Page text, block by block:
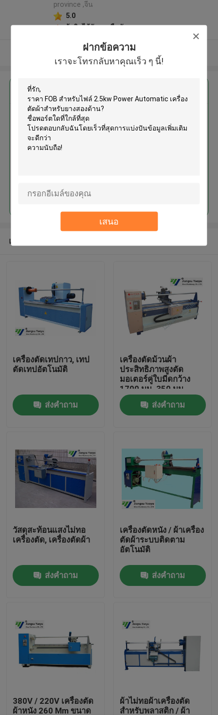
ฝากข้อความ
เราจะโทรกลับหาคุณเร็ว ๆ นี้!
เสนอ
สินค้า
เกี่ยวกับเรา
ทัวร์โรงงาน
ติดต่อเรา
เครื่องตัดไฮดรอลิก
เครื่องตัดแขนสว่านแบบไฮดรอลิค
province ,จีน
5.0
ผู้ผลิตได้รับการยืนยัน
ดูเพิ่มเติม
2.5kw Power Automatic เครื่อง
ตัดผ้าสำหรับยางสองด้าน
แนะนำผลิตภัณฑ์
เครื่องตัดเทปกาว, เทป
ตัดเทปอัตโนมัติ
ส่งคำถาม
เครื่องตัดม้วนผ้า
ประสิทธิภาพสูงตัด
มอเตอร์คู่ใบมีดกว้าง
1700 มม. 350 มม
ส่งคำถาม
วัสดุสะท้อนแสงไม่ทอ
เครื่องตัด, เครื่องตัดผ้า
ส่งคำถาม
เครื่องตัดหนัง / ผ้าเครื่อง
ตัดผ้าระบบติดตาม
อัตโนมัติ
ส่งคำถาม
380V / 220V เครื่องตัด
ผ้าหนัง 260 Mm ขนาด
ผ้าไม่ทอผ้าเครื่องตัด
สำหรับพลาสติก / ผ้า